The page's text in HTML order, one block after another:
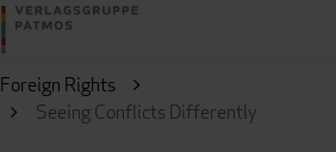
Foreign Rights
Seeing Conflicts Differently